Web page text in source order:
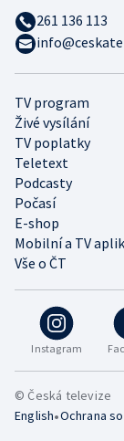
Instagram
TV program
Živé vysílání
TV poplatky
Teletext
Podcasty
Počasí
E-shop
Mobilní a TV
Vše o ČT
261 136 113
© Česká televize
English•Ochrana